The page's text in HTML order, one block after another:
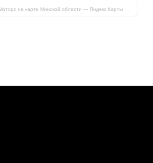
на карте Минской области — Яндекс Карты